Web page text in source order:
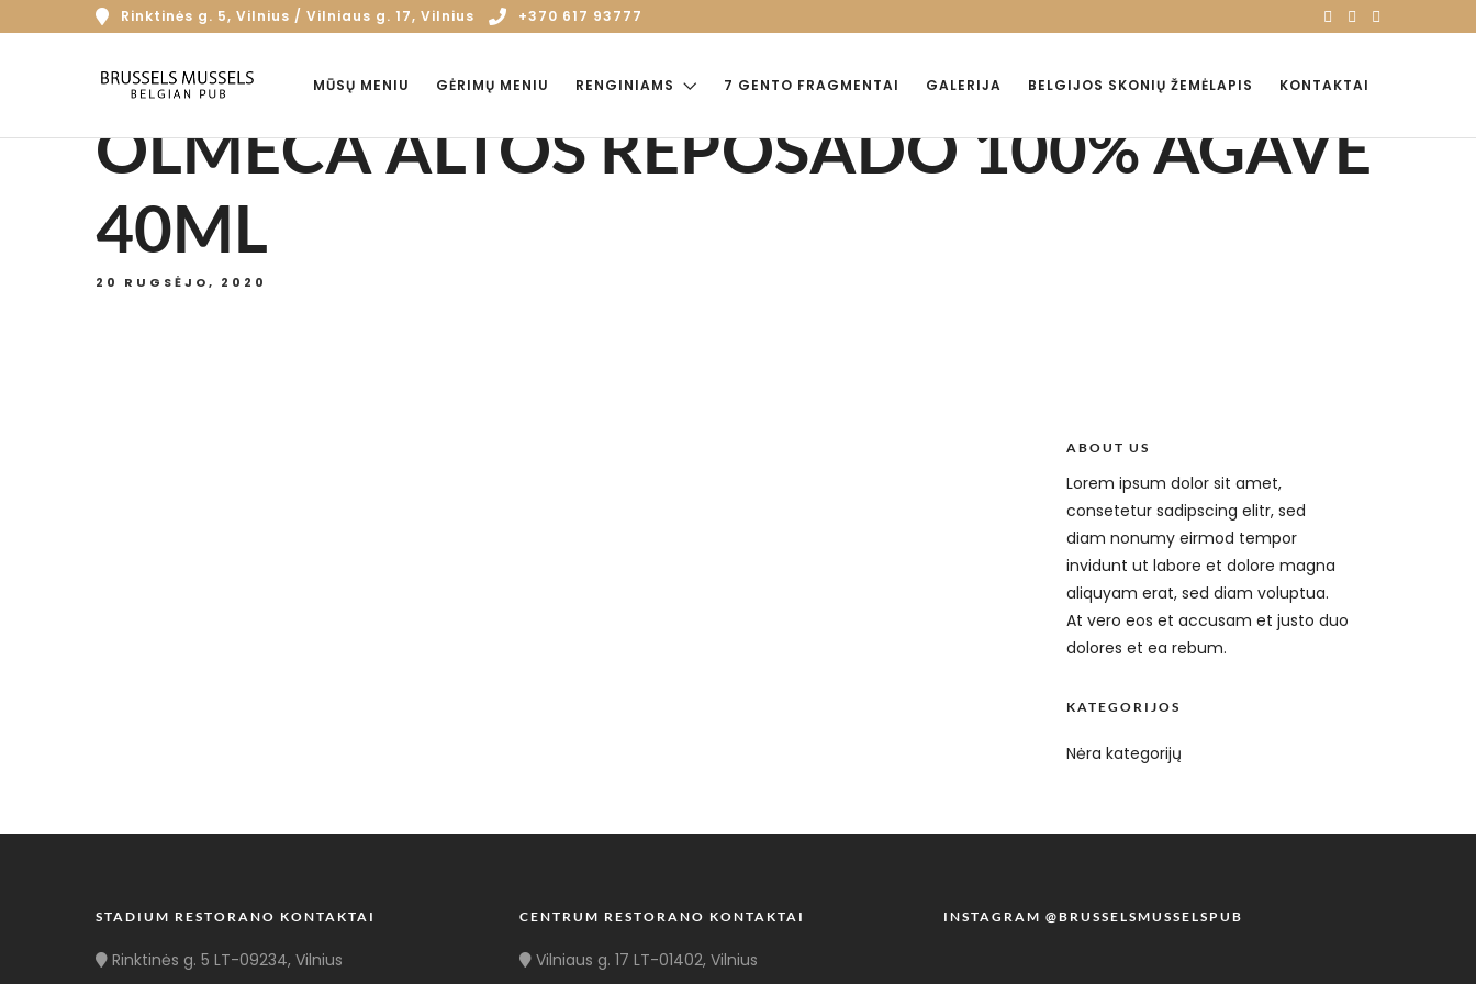
Rinktinės g. 5, Vilnius / Vilniaus g. 17, Vilnius +370 617 93777
MŪSŲ MENIU GĖRIMŲ MENIU RENGINIAMS 7 GENTO FRAGMENTAI GALERIJA BELGIJOS SKONIŲ ŽEMĖLAPIS KONTAKTAI
OLMECA ALTOS REPOSADO 100% AGAVE
40ML
20 RUGSĖJO, 2020
ABOUT US
Lorem ipsum dolor sit amet,
consetetur sadipscing elitr, sed
diam nonumy eirmod tempor
invidunt ut labore et dolore magna
aliquyam erat, sed diam voluptua.
At vero eos et accusam et justo duo
dolores et ea rebum.
KATEGORIJOS
Nėra kategorijų
STADIUM RESTORANO KONTAKTAI
Rinktinės g. 5 LT-09234, Vilnius
CENTRUM RESTORANO KONTAKTAI
Vilniaus g. 17 LT-01402, Vilnius
INSTAGRAM @BRUSSELSMUSSELSPUB